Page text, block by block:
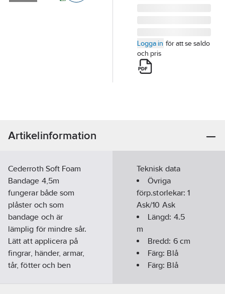
Logga in för att se saldo
och pris
Artikelinformation
Cederroth Soft Foam
Bandage 4,5m
fungerar både som
plåster och som
bandage och är
lämplig för mindre sår.
Lätt att applicera på
fingrar, händer, armar,
tår, fötter och ben
Teknisk data
Övriga
förp.storlekar:1
Ask/10 Ask
Längd: 4.5
m
Bredd: 6cm
Färg: Blå
Färg: Blå